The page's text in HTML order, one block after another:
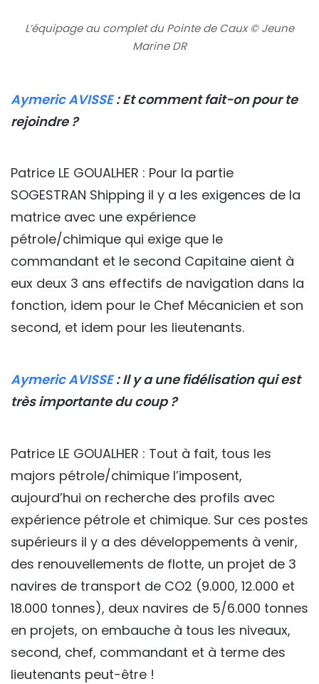
L’équipage au complet du Pointe de Caux © Jeune
Marine DR
Aymeric AVISSE: Et comment fait-on pour te
rejoindre ?
Patrice LE GOUALHER : Pour la partie
SOGESTRAN Shipping il y a les exigences de la
matrice avec une expérience
pétrole/chimique qui exige que le
commandant et le second Capitaine aient à
eux deux 3 ans effectifs de navigation dans la
fonction, idem pour le Chef Mécanicien et son
second, et idem pour les lieutenants.
Aymeric AVISSE: Il y a une fidélisation qui est
très importante du coup ?
Patrice LE GOUALHER : Tout à fait, tous les
majors pétrole/chimique l’imposent,
aujourd’hui on recherche des profils avec
expérience pétrole et chimique. Sur ces postes
supérieurs il y a des développements à venir,
des renouvellements de flotte, un projet de 3
navires de transport de CO2 (9.000, 12.000 et
18.000 tonnes), deux navires de 5/6.000 tonnes
en projets, on embauche à tous les niveaux,
second, chef, commandant et à terme des
lieutenants peut-être !